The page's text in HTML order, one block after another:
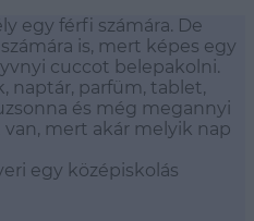
egy férfi számára. De
is, mert képes egy
cuccot belepakolni.
naptár, parfüm, tablet,
és még megannyi
mert akár melyik nap
egy középiskolás